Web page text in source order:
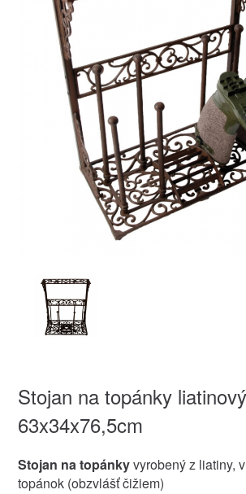
Stojan na topánky liatinový
63x34x76,5cm
Stojan na topánkyvyrobený z liatiny,
topánok (obzvlášť čižiem)